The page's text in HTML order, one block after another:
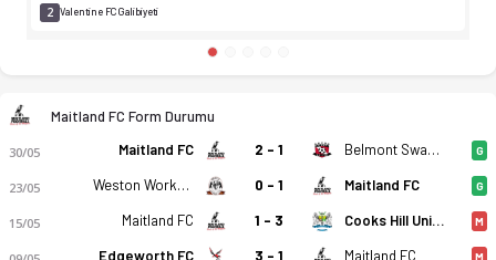
2 Valentine FC Galibiyeti
Maitland FC Form Durumu
30/05 Maitland FC 2 - 1 Belmont Swansea United FK G
23/05 Weston Workers 0 - 1 Maitland FC G
15/05 Maitland FC 1 - 3 Cooks Hill United M
Edgeworth FC 3 - 1 Maitland FC M